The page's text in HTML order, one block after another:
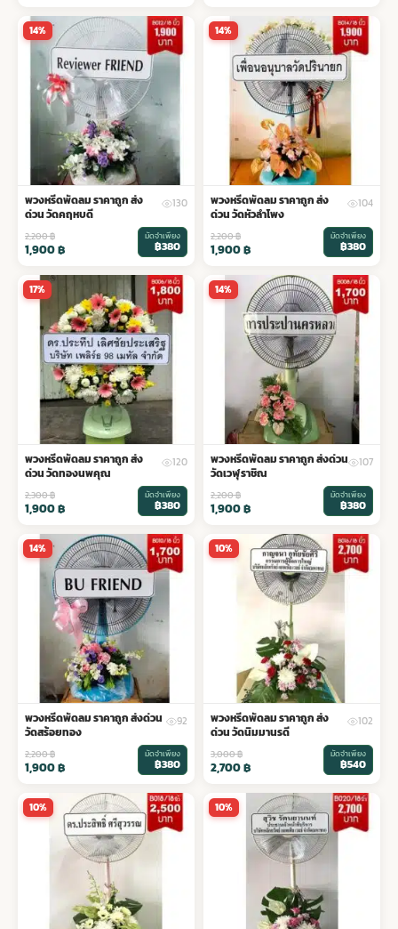
14%
พวงหรีดพัดลม ราคาถูก ส่ง
ด่วน วัดคฤหบดี
130
2,200฿
1,900฿
มัดจำเพียง
฿380
14%
พวงหรีดพัดลม ราคาถูก ส่ง
ด่วน วัดหัวลำโพง
104
2,200฿
1,900฿
มัดจำเพียง
฿380
17%
พวงหรีดพัดลม ราคาถูก ส่ง
ด่วน วัดทองนพคุณ
120
2,300฿
1,900฿
มัดจำเพียง
฿380
14%
พวงหรีดพัดลม ราคาถูก ส่งด่วน
วัดเวฬุราชิณ
107
2,200฿
1,900฿
มัดจำเพียง
฿380
14%
พวงหรีดพัดลม ราคาถูก ส่งด่วน
วัดสร้อยทอง
92
2,200฿
1,900฿
มัดจำเพียง
฿380
10%
พวงหรีดพัดลม ราคาถูก ส่ง
ด่วน วัดนิมมานรดี
102
3,000฿
2,700฿
มัดจำเพียง
฿540
10% 10%